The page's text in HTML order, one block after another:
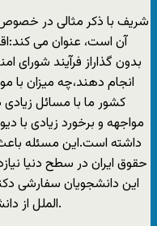
شریف با ذکر مثالی در
آن است، عنوان می
بدون گذاراز فرآیند شورای
انجام دهند،چه میزان با
کشور ما با مسائل
مواجهه و برخورد زیادی با
داشته است.این مسئله
حقوق ایران در سطح دنیا
این دانشجویان سفارشی
الملل از دانشگاه علامه، چه دستاوردی به همراه دارد.